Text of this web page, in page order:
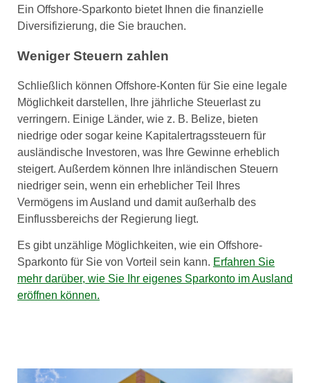
Ein Offshore-Sparkonto bietet Ihnen die finanzielle
Diversifizierung, die Sie brauchen.
Weniger Steuern zahlen
Schließlich können Offshore-Konten für Sie eine legale
Möglichkeit darstellen, Ihre jährliche Steuerlast zu
verringern. Einige Länder, wie z. B. Belize, bieten
niedrige oder sogar keine Kapitalertragssteuern für
ausländische Investoren, was Ihre Gewinne erheblich
steigert. Außerdem können Ihre inländischen Steuern
niedriger sein, wenn ein erheblicher Teil Ihres
Vermögens im Ausland und damit außerhalb des
Einflussbereichs der Regierung liegt.
Es gibt unzählige Möglichkeiten, wie ein Offshore-
Sparkonto für Sie von Vorteil sein kann. Erfahren Sie
mehr darüber, wie Sie Ihr eigenes Sparkonto im Ausland
eröffnen können.